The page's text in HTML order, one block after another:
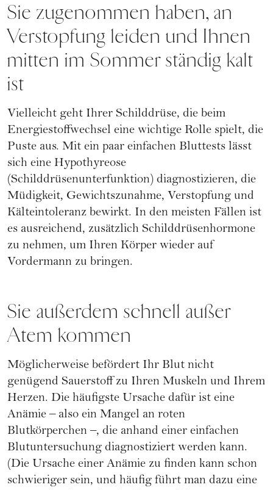
Sie zugenommen haben, an
Verstopfung leiden und Ihnen
mitten im Sommer ständig kalt
ist
Vielleicht geht Ihrer Schilddrüse, die beim
Energiestoffwechsel eine wichtige Rolle spielt, die
Puste aus. Mit ein paar einfachen Bluttests lässt
sich eine Hypothyreose
(Schilddrüsenunterfunktion) diagnostizieren, die
Müdigkeit, Gewichtszunahme, Verstopfung und
Kälteintoleranz bewirkt. In den meisten Fällen ist
es ausreichend, zusätzlich Schilddrüsenhormone
zu nehmen, um Ihren Körper wieder auf
Vordermann zu bringen.
Sie außerdem schnell außer
Atem kommen
Möglicherweise befördert Ihr Blut nicht
genügend Sauerstoff zu Ihren Muskeln und Ihrem
Herzen. Die häufigste Ursache dafür ist eine
Anämie – also ein Mangel an roten
Blutkörperchen –, die anhand einer einfachen
Blutuntersuchung diagnostiziert werden kann.
(Die Ursache einer Anämie zu finden kann schon
schwieriger sein, und häufig führt man dazu eine